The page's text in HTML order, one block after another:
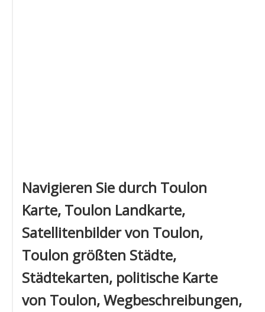
Navigieren Sie durch Toulon
Karte, Toulon Landkarte,
Satellitenbilder von Toulon,
Toulon größten Städte,
Städtekarten, politische Karte
von Toulon, Wegbeschreibungen,